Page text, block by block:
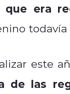
que era
todavía
este
de las